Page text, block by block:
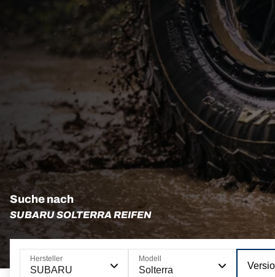
Suche nach
SUBARU SOLTERRA REIFEN
Hersteller
SUBARU
Modell
Solterra